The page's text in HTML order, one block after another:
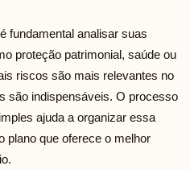
fundamental analisar suas
proteção patrimonial, saúde ou
riscos são mais relevantes no
são indispensáveis. O processo
ajuda a organizar essa
plano que oferece o melhor